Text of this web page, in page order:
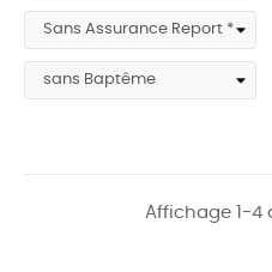
Affichage 1-4